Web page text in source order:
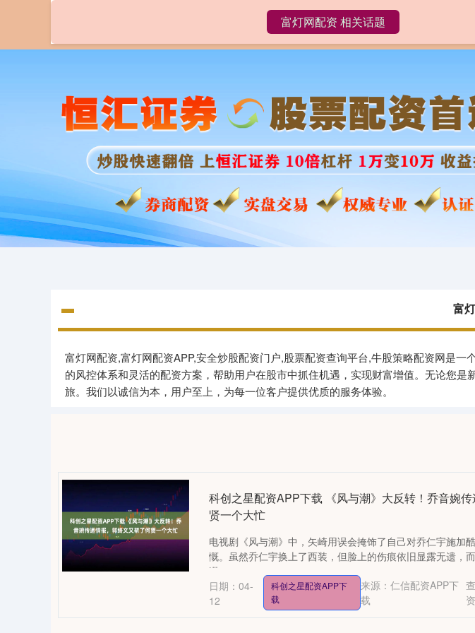
富灯网配资 富灯网配资APP
富
富灯网配资,富灯网配资APP,安全炒股配资门户,股票配资查询平台,牛股策略配资网是
的风控体系和灵活的配资方案，帮助用户在股市中抓住机遇，实现财富增值。无论您
旅。我们以诚信为本，用户至上，为每一位客户提供优质的服务体验。
富灯网配资 相关话题
科创之星配资APP下载 《风与潮》大反转！乔音婉
贤一个大忙
电视剧《风与潮》中，矢崎用误会掩饰了自己对乔仁宇施加
慨。虽然乔仁宇换上了西装，但脸上的伤痕依旧显露无遗，
滞。....
日期：04-
12
科创之星配资APP下
载
来源：仁信配资APP下
载
资